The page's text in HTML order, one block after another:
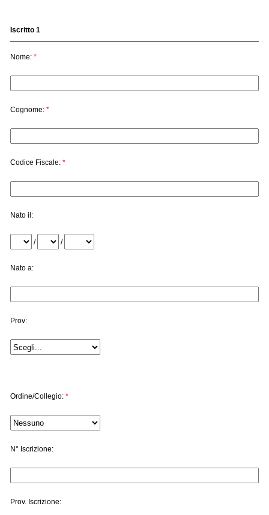
Iscritto 1
Nome:*
Cognome:*
Codice Fiscale:*
Nato il:
/ /
Nato a:
Prov:
Ordine/Collegio:*
N° Iscrizione:
Prov. Iscrizione: